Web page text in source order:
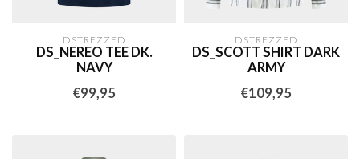
DSTREZZED
DS_NEREO TEE DK.
NAVY
€99,95
DSTREZZED
DS_SCOTT SHIRT DARK
ARMY
€109,95